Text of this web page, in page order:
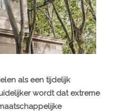
als een tijdelijk
wordt dat extreme